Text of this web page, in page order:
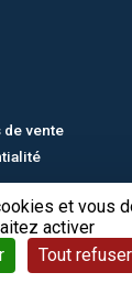
et vous
activer
Tout refuser
de vente